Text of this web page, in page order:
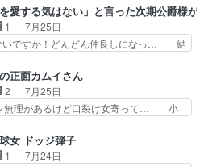
母の友達である光… 黒絵の可愛さレベ
ない。南くんと… 黒絵の母とのやり取
の加持さん思…
何がしたいかわからん！先生… 陰キャ
スルっと入ってきて相手の… ビオラが
籠絡しに来ててやばいぞ… マネージャ
登場！バレーボールに… 藻掻きながら
張を解く相手の共… たまったアニメ
ｗ今日も帰った… マネージャー実在
のハズなのに全…
愛する気はない」と言った次期公爵様が
1
7月25日
いですか！どんどん仲良しになっ… 結
1番これが好き。愛する気は… 今晩
からシンデレラガールズ… 公爵の妻
る洋服がシンプル。テー… まあ、これ
いいな。むしろ判断が… 自分でも気づ
ン化していますデ… 【今夜のアニメA
没落令嬢×こ… 「ぼやっとしてたら
正面カムイさん
2
7月25日
無理があるけど口裂け女寄って… 小
ヤバすぎてボキキしそう(ぇ… 口裂け
襲うって知らなかった…ポ… そのスタ
女 ドッジ弾子
1
7月24日